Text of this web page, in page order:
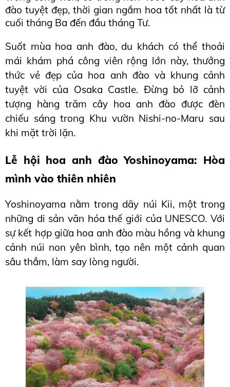
đào tuyệt đẹp, thời gian ngắm hoa tốt nhất là từ
cuối tháng Ba đến đầu tháng Tư.
Suốt mùa hoa anh đào, du khách có thể thoải
mái khám phá công viên rộng lớn này, thưởng
thức vẻ đẹp của hoa anh đào và khung cảnh
tuyệt vời của Osaka Castle. Đừng bỏ lỡ cảnh
tượng hàng trăm cây hoa anh đào được đèn
chiếu sáng trong Khu vườn Nishi-no-Maru sau
khi mặt trời lặn.
Lễ hội hoa anh đào Yoshinoyama: Hòa
mình vào thiên nhiên
Yoshinoyama nằm trong dãy núi Kii, một trong
những di sản văn hóa thế giới của UNESCO. Với
sự kết hợp giữa hoa anh đào màu hồng và khung
cảnh núi non yên bình, tạo nên một cảnh quan
sâu thẳm, làm say lòng người.